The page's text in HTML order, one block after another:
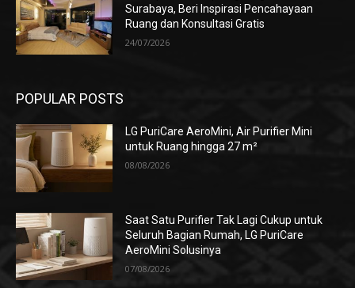
Surabaya, Beri Inspirasi Pencahayaan
Ruang dan Konsultasi Gratis
24/07/2026
POPULAR POSTS
LG PuriCare AeroMini, Air Purifier Mini
untuk Ruang hingga 27 m²
08/08/2026
Saat Satu Purifier Tak Lagi Cukup untuk
Seluruh Bagian Rumah, LG PuriCare
AeroMini Solusinya
07/08/2026